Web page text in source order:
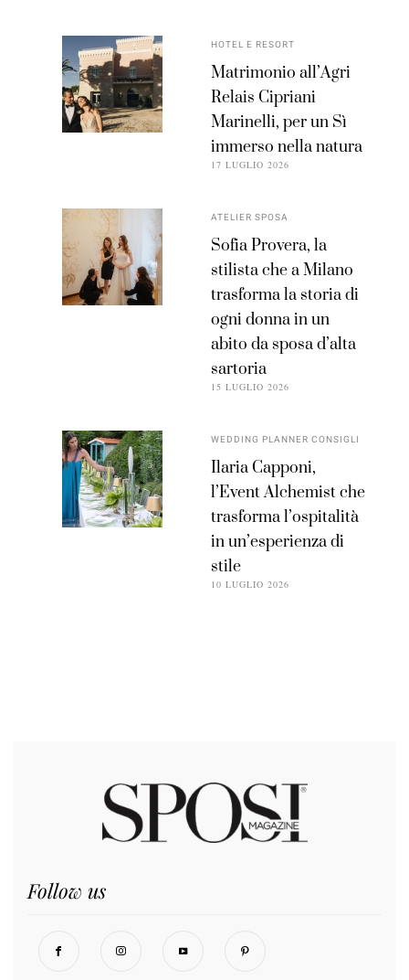
HOTEL E RESORT
Matrimonio all’Agri
Relais Cipriani
Marinelli, per un Sì
immerso nella natura
17 LUGLIO 2026
ATELIER SPOSA
Sofia Provera, la
stilista che a Milano
trasforma la storia di
ogni donna in un
abito da sposa d’alta
sartoria
15 LUGLIO 2026
WEDDING PLANNER CONSIGLI
Ilaria Capponi,
l’Event Alchemist che
trasforma l’ospitalità
in un’esperienza di
stile
10 LUGLIO 2026
Follow us